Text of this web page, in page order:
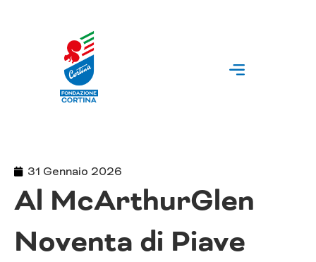
31 Gennaio 2026
Al McArthurGlen
Noventa di Piave